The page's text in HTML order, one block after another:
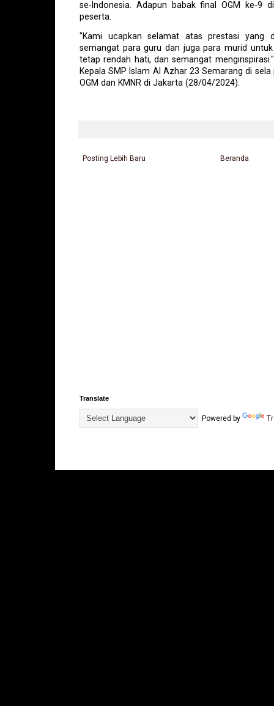
se-Indonesia. Adapun babak final OGM ke-9
peserta.
"Kami ucapkan selamat atas prestasi yang
semangat para guru dan juga para murid
tetap rendah hati, dan semangat
Kepala SMP Islam Al Azhar 23 Semarang di
OGM dan KMNR di Jakarta (28/04/2024).
Posting Lebih Baru Beranda
Translate
Powered by